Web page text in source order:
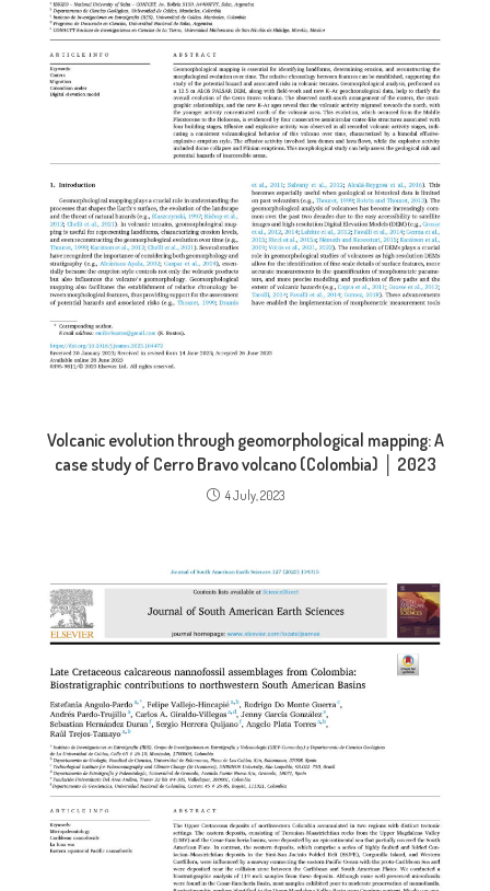
Volcanic evolution through geomorphological mapping: A
case study of Cerro Bravo volcano (Colombia) │ 2023
4 July, 2023